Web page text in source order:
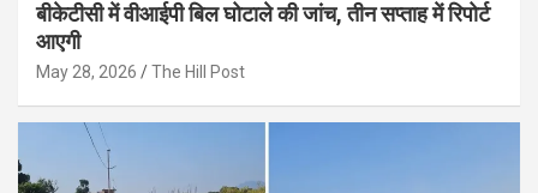
बीकेटीसी में वीआईपी बिल घोटाले की जांच, तीन सप्ताह में रिपोर्ट
आएगी
May 28, 2026 The Hill Post